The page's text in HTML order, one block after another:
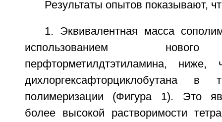
Результаты опытов показывают,
1. Эквивалентная масса
использованием нового
перфторметилдтэтиламина,
дихлоргексафторциклобутана
полимеризации (Фигура 1). Это
более высокой растворимости